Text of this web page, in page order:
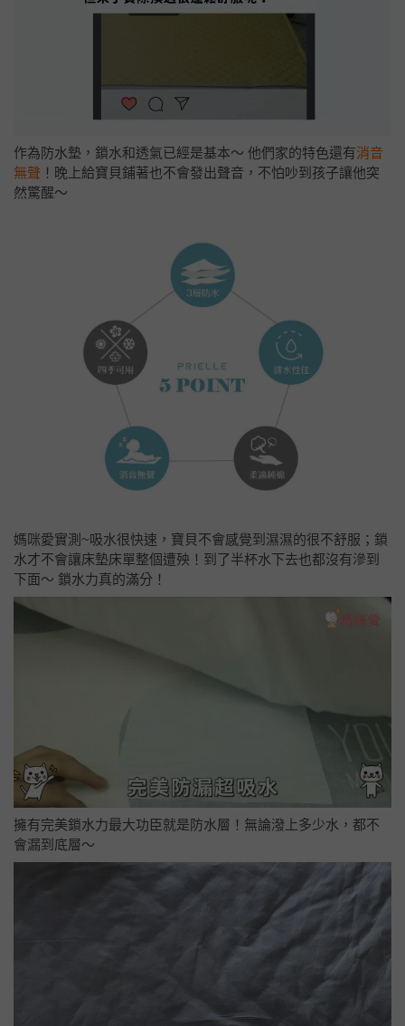
作為防水墊，鎖水和透氣已經是基本～ 他們家的特色還有消音
無聲 ！晚上給寶貝鋪著也不會發出聲音，不怕吵到孩子讓他突
然驚醒～
媽咪愛實測~吸水很快速，寶貝不會感覺到濕濕的很不舒服；鎖
水才不會讓床墊床單整個遭殃！到了半杯水下去也都沒有滲到
下面～ 鎖水力真的滿分！
擁有完美鎖水力最大功臣就是防水層！無論潑上多少水，都不
會漏到底層～